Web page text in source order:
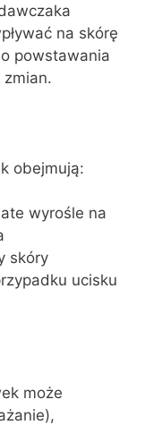
na skórę
powstawania
obejmują:
wyrośle na
skóry
ucisku
może